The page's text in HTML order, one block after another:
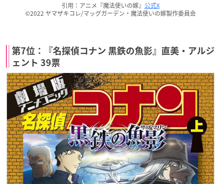
引用：アニメ『魔法使いの嫁』 公式X
©2022 ヤマザキコレ/マッグガーデン・魔法使いの嫁製作委員会
第7位：『名探偵コナン 黒鉄の魚影』直美・アルジ
ェント 39票